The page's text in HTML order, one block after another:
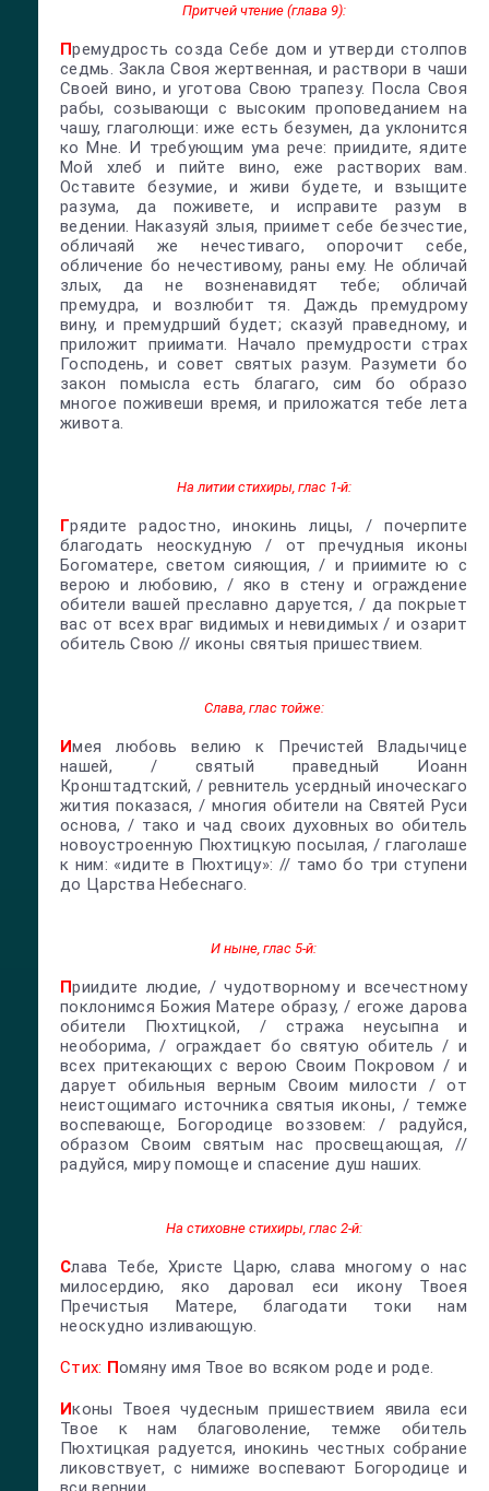
Притчей чтение (глава 9):
Премудрость созда Себе дом и утверди столпов
седмь. Закла Своя жертвенная, и раствори в чаши
Своей вино, и уготова Свою трапезу. Посла Своя
рабы, созывающи с высоким проповеданием на
чашу, глаголющи: иже есть безумен, да уклонится
ко Мне. И требующим ума рече: приидите, ядите
Мой хлеб и пийте вино, еже растворих вам.
Оставите безумие, и живи будете, и взыщите
разума, да поживете, и исправите разум в
ведении. Наказуяй злыя, приимет себе безчестие,
обличаяй же нечестиваго, опорочит себе,
обличение бо нечестивому, раны ему. Не обличай
злых, да не возненавидят тебе; обличай
премудра, и возлюбит тя. Даждь премудрому
вину, и премудрший будет; сказуй праведному, и
приложит приимати. Начало премудрости страх
Господень, и совет святых разум. Разумети бо
закон помысла есть благаго, сим бо образо
многое поживеши время, и приложатся тебе лета
живота.
На литии стихиры, глас 1-й:
Грядите радостно, инокинь лицы, / почерпите
благодать неоскудную / от пречудныя иконы
Богоматере, светом сияющия, / и приимите ю с
верою и любовию, / яко в стену и ограждение
обители вашей преславно даруется, / да покрыет
вас от всех враг видимых и невидимых / и озарит
обитель Свою // иконы святыя пришествием.
Слава, глас тойже:
Имея любовь велию к Пречистей Владычице
нашей, / святый праведный Иоанн
Кронштадтский, / ревнитель усердный иноческаго
жития показася, / многия обители на Святей Руси
основа, / тако и чад своих духовных во обитель
новоустроенную Пюхтицкую посылая, / глаголаше
к ним: «идите в Пюхтицу»: // тамо бо три ступени
до Царства Небеснаго.
И ныне, глас 5-й:
Приидите людие, / чудотворному и всечестному
поклонимся Божия Матере образу, / егоже дарова
обители Пюхтицкой, / стража неусыпна и
необорима, / ограждает бо святую обитель / и
всех притекающих с верою Своим Покровом / и
дарует обильныя верным Своим милости / от
неистощимаго источника святыя иконы, / темже
воспевающе, Богородице воззовем: / радуйся,
образом Своим святым нас просвещающая, //
радуйся, миру помоще и спасение душ наших.
На стиховне стихиры, глас 2-й:
Слава Тебе, Христе Царю, слава многому о нас
милосердию, яко даровал еси икону Твоея
Пречистыя Матере, благодати токи нам
неоскудно изливающую.
Стих: Помяну имя Твое во всяком роде и роде.
Иконы Твоея чудесным пришествием явила еси
Твое к нам благоволение, темже обитель
Пюхтицкая радуется, инокинь честных собрание
ликовствует, с нимиже воспевают Богородице и